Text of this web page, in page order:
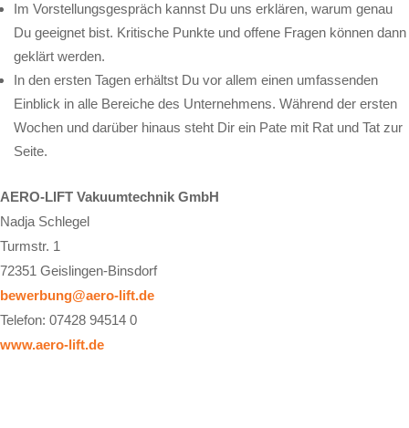
Im Vorstellungsgespräch kannst Du uns erklären, warum genau
Du geeignet bist. Kritische Punkte und offene Fragen können dann
geklärt werden.
In den ersten Tagen erhältst Du vor allem einen umfassenden
Einblick in alle Bereiche des Unternehmens. Während der ersten
Wochen und darüber hinaus steht Dir ein Pate mit Rat und Tat zur
Seite.
AERO-LIFT Vakuumtechnik GmbH
Nadja Schlegel
Turmstr. 1
72351 Geislingen-Binsdorf
bewerbung@aero-lift.de
Telefon: 07428 94514 0
www.aero-lift.de